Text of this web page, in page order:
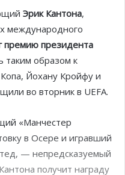
Эрик Кантона,
международного
премию президента
таким образом к
Йохану Кройфу и
во вторник в UEFA.
«Манчестер
в Осере и игравший
— непредсказуемый
получит награду